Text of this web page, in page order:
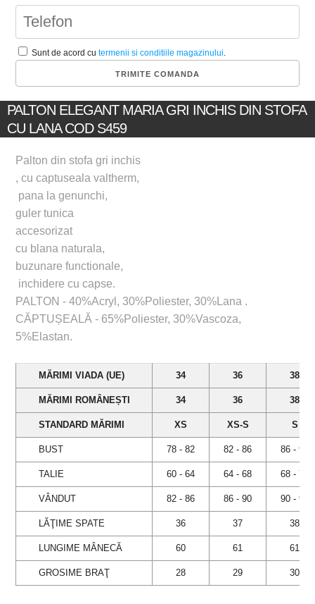
Sunt de acord cutermenii si conditiile magazinului.
PALTON ELEGANT MARIA GRI INCHIS DIN STOFA
CU LANA COD S459
Palton din stofa gri inchis
, cu captuseala valtherm,
pana la genunchi,
guler tunica
accesorizat
cu blana naturala,
buzunare functionale,
inchidere cu capse.
PALTON - 40%Acryl, 30%Poliester, 30%Lana .
CĂPTUȘEALĂ - 65%Poliester, 30%Vascoza,
5%Elastan.
MĂRIMI VIADA (UE) 34 36 38
MĂRIMI ROMÂNEȘTI 34 36 38
STANDARD MĂRIMI XS XS-S S
BUST 78 - 82 82 - 86 86 - 90
TALIE 60 - 64 64 - 68 68 - 72
VÂNDUT 82 - 86 86 - 90 90 - 94
LĂŢIME SPATE 36 37 38
LUNGIME MÂNECĂ 60 61 61
GROSIME BRAŢ 28 29 30